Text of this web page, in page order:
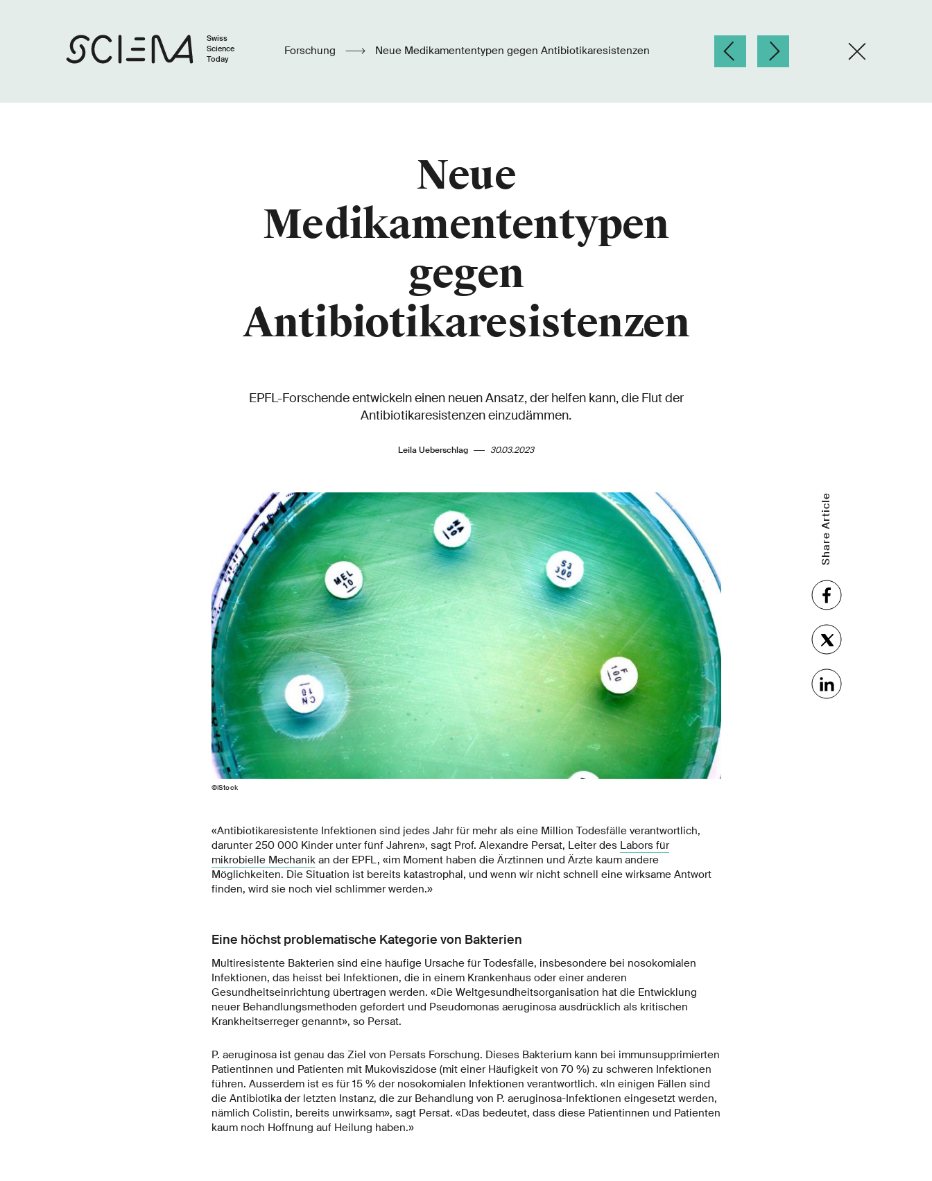
Swiss
Science
Today
Forschung Neue Medikamententypen gegen Antibiotikaresistenzen
Neue
Medikamententypen
gegen
Antibiotikaresistenzen
EPFL-Forschende entwickeln einen neuen Ansatz, der helfen kann, die Flut der
Antibiotikaresistenzen einzudämmen.
Leila Ueberschlag 30.03.2023
©iStock
Share Article
«Antibiotikaresistente Infektionen sind jedes Jahr für mehr als eine Million Todesfälle verantwortlich,
darunter 250 000 Kinder unter fünf Jahren», sagt Prof. Alexandre Persat, Leiter des Labors für
mikrobielle Mechanikan der EPFL, «im Moment haben die Ärztinnen und Ärzte kaum andere
Möglichkeiten. Die Situation ist bereits katastrophal, und wenn wir nicht schnell eine wirksame Antwort
finden, wird sie noch viel schlimmer werden.»
Eine höchst problematische Kategorie von Bakterien
Multiresistente Bakterien sind eine häufige Ursache für Todesfälle, insbesondere bei nosokomialen
Infektionen, das heisst bei Infektionen, die in einem Krankenhaus oder einer anderen
Gesundheitseinrichtung übertragen werden. «Die Weltgesundheitsorganisation hat die Entwicklung
neuer Behandlungsmethoden gefordert und Pseudomonas aeruginosa ausdrücklich als kritischen
Krankheitserreger genannt», so Persat.
P. aeruginosa ist genau das Ziel von Persats Forschung. Dieses Bakterium kann bei immunsupprimierten
Patientinnen und Patienten mit Mukoviszidose (mit einer Häufigkeit von 70 %) zu schweren Infektionen
führen. Ausserdem ist es für 15 % der nosokomialen Infektionen verantwortlich. «In einigen Fällen sind
die Antibiotika der letzten Instanz, die zur Behandlung von P. aeruginosa-Infektionen eingesetzt werden,
nämlich Colistin, bereits unwirksam», sagt Persat. «Das bedeutet, dass diese Patientinnen und Patienten
kaum noch Hoffnung auf Heilung haben.»